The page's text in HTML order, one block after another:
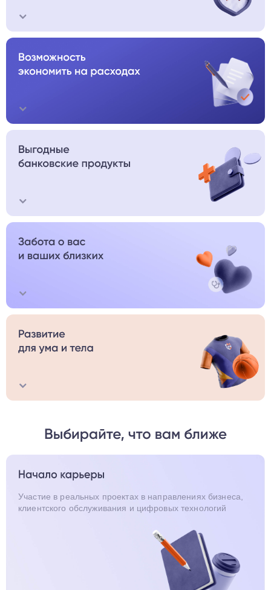
Участие в паритетной Пенсионной программе
программу «Кафетерий льгот»
Компенсация по программе «Кафетерий льгот»
разные виды страхования, в том числе ДМС
для родственников, покупки на маркетплейсе ПСБ
Бесплатные услуги для работника и родственников:
психологическая, юридическая, финансовая, налоговая
и бытовая помощь, программа лояльности, тьютор
для детей, консультации ЗОЖ и другие услуги
Особые условия по зарплатной карте: например,
или 4% на остаток
Доплата, материальная помощь и компенсационные
за ребёнком, материальная поддержка в определённых
жизненных ситуациях
Доступ к корпоративной библиотеке, внешнее
Участие в реальных проектах в направлениях бизнеса,
клиентского обслуживания и цифровых технологий